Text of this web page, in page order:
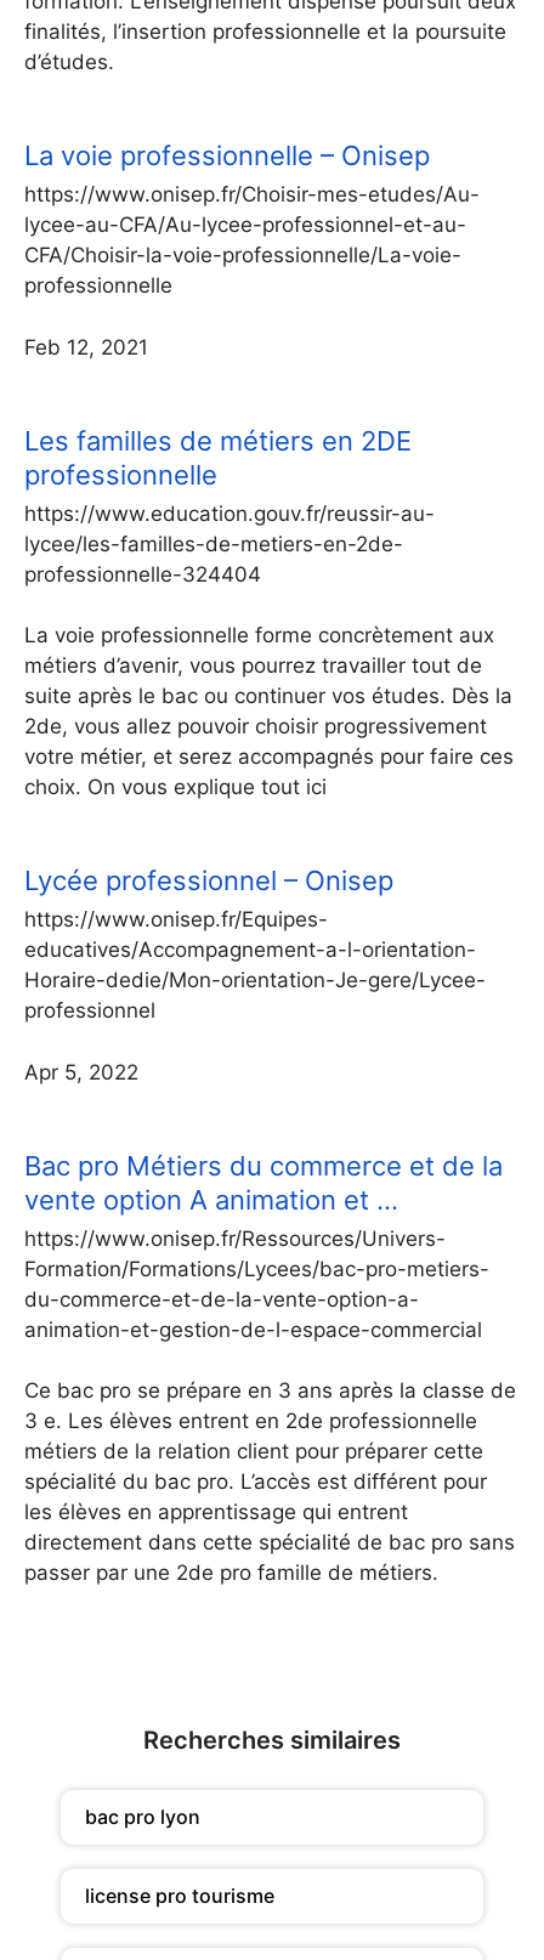
finalités, l’insertion professionnelle et la poursuite
d’études.
La voie professionnelle – Onisep
https://www.onisep.fr/Choisir-mes-etudes/Au-
lycee-au-CFA/Au-lycee-professionnel-et-au-
CFA/Choisir-la-voie-professionnelle/La-voie-
professionnelle
Feb 12, 2021
Les familles de métiers en 2DE
professionnelle
https://www.education.gouv.fr/reussir-au-
lycee/les-familles-de-metiers-en-2de-
professionnelle-324404
La voie professionnelle forme concrètement aux
métiers d’avenir, vous pourrez travailler tout de
suite après le bac ou continuer vos études. Dès la
2de, vous allez pouvoir choisir progressivement
votre métier, et serez accompagnés pour faire ces
choix. On vous explique tout ici
Lycée professionnel – Onisep
https://www.onisep.fr/Equipes-
educatives/Accompagnement-a-l-orientation-
Horaire-dedie/Mon-orientation-Je-gere/Lycee-
professionnel
Apr 5, 2022
Bac pro Métiers du commerce et de la
vente option A animation et …
https://www.onisep.fr/Ressources/Univers-
Formation/Formations/Lycees/bac-pro-metiers-
du-commerce-et-de-la-vente-option-a-
animation-et-gestion-de-l-espace-commercial
Ce bac pro se prépare en 3 ans après la classe de
3 e. Les élèves entrent en 2de professionnelle
métiers de la relation client pour préparer cette
spécialité du bac pro. L’accès est différent pour
les élèves en apprentissage qui entrent
directement dans cette spécialité de bac pro sans
passer par une 2de pro famille de métiers.
Recherches similaires
bac pro lyon
license pro tourisme